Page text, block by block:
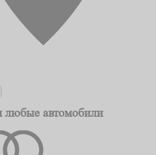
любые автомобили